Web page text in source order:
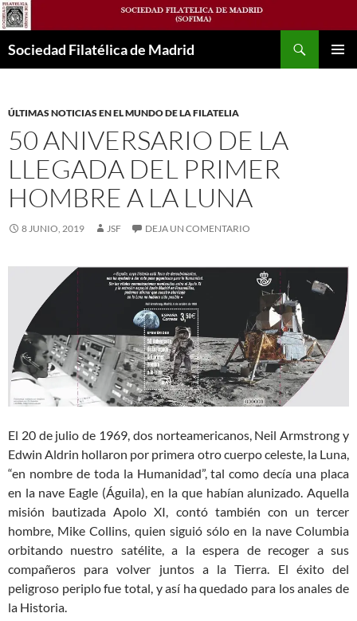
Saltar
al
contenido
Sociedad Filatélica de Madrid
ÚLTIMAS NOTICIAS EN EL MUNDO DE LA FILATELIA
50 ANIVERSARIO DE LA
LLEGADA DEL PRIMER
HOMBRE A LA LUNA
8 JUNIO, 2019 JSF DEJA UN COMENTARIO
El 20 de julio de 1969, dos norteamericanos, Neil Armstrong y
Edwin Aldrin hollaron por primera otro cuerpo celeste, la Luna,
“en nombre de toda la Humanidad”, tal como decía una placa
en la nave Eagle (Águila), en la que habían alunizado. Aquella
misión bautizada Apolo XI, contó también con un tercer
hombre, Mike Collins, quien siguió sólo en la nave Columbia
orbitando nuestro satélite, a la espera de recoger a sus
compañeros para volver juntos a la Tierra. El éxito del
peligroso periplo fue total, y así ha quedado para los anales de
la Historia.